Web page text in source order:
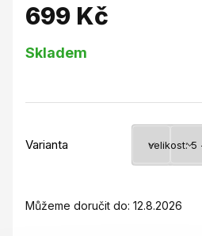
699 Kč
cena:
Skladem
Varianta
Můžeme doručit do: 12.8.2026